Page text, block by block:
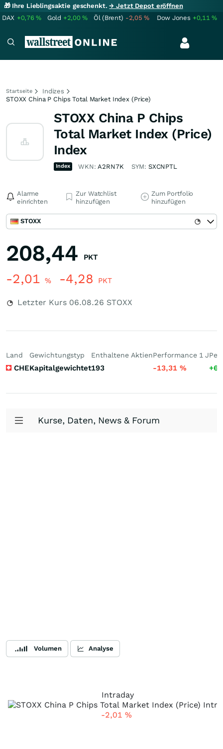
🎁 Ihre Lieblingsaktie geschenkt.→ Jetzt Depot eröffnen
DAX +0,76% Gold +2,00% Öl (Brent) -2,05% Dow Jones +0,11%
Startseite
Indizes
STOXX China P Chips Total Market Index (Price)
STOXX China P Chips
Total Market Index (Price)
Index
Index WKN:A2RN7K SYM: SXCNPTL
Alarme
einrichten
Zur Watchlist
hinzufügen
Zum Portfolio
hinzufügen
STOXX
208,44 PKT
-2,01 % -4,28 PKT
Letzter Kurs 06.08.26 STOXX
Land
CHE
Gewichtungstyp
Kapitalgewichtet
Enthaltene Aktien
193
Performance 1 J
-13,31 %
Kurse, Daten, News & Forum
Volumen Analyse
Intraday
-2,01 %